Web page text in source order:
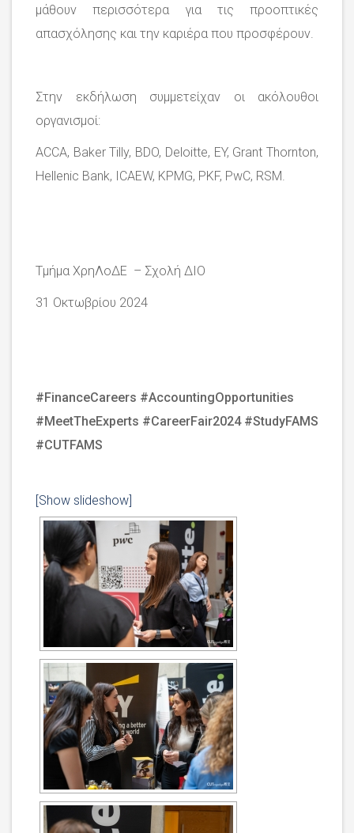
μάθουν περισσότερα για τις προοπτικές
απασχόλησης και την καριέρα που προσφέρουν.
Στην εκδήλωση συμμετείχαν οι ακόλουθοι
οργανισμοί:
ACCA, Baker Tilly, BDO, Deloitte, EY, Grant Thornton,
Hellenic Bank, ICAEW, KPMG, PKF, PwC, RSM.
Τμήμα ΧρηΛοΔΕ – Σχολή ΔΙΟ
31 Οκτωβρίου 2024
#FinanceCareers #AccountingOpportunities
#MeetTheExperts #CareerFair2024 #StudyFAMS
#CUTFAMS
[Show slideshow]